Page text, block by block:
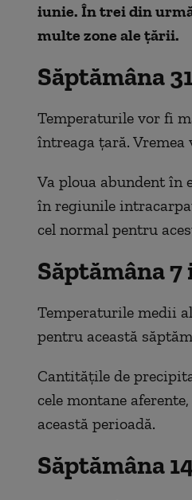
iunie. În trei din
multe zone ale țării.
Săptămâna
Temperaturile vor fi
întreaga țară.
Va ploua abundent
în regiunile
cel normal pentru
Săptămâna
Temperaturile medii
pentru această
Cantitățile de
cele montane
această perioadă.
Săptămâna